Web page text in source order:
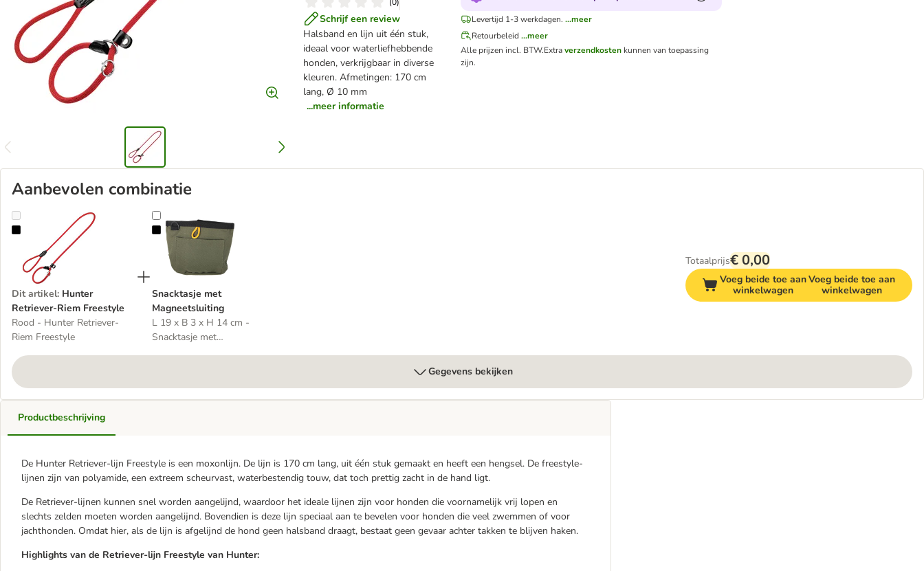
Schrijf een review
Halsband en lijn uit één stuk,
ideaal voor waterliefhebbende
honden, verkrijgbaar in diverse
kleuren. Afmetingen: 170 cm
lang, Ø 10 mm
...meer informatie
Levertijd 1-3 werkdagen. ...meer
Retourbeleid ...meer
Alle prijzen incl. BTW.Extraverzendkosten kunnen van toepassing
zijn.
Aanbevolen combinatie
Hunter Retriever-Riem Freestyle
Dit artikel: Hunter
Retriever-Riem Freestyle
Rood - Hunter Retriever-
Riem Freestyle
Snacktasje met Magneetsluiting
Snacktasje met
Magneetsluiting
L 19 x B 3 x H 14 cm -
Snacktasje met
Totaalprijs€ 0,00
Voeg beide toe aan
winkelwagen
Voeg beide toe aan
winkelwagen
Gegevens bekijken
Productbeschrijving
De Hunter Retriever-lijn Freestyle is een moxonlijn. De lijn is 170 cm lang, uit één stuk gemaakt en heeft een hengsel. De freestyle-
lijnen zijn van polyamide, een extreem scheurvast, waterbestendig touw, dat toch prettig zacht in de hand ligt.
De Retriever-lijnen kunnen snel worden aangelijnd, waardoor het ideale lijnen zijn voor honden die voornamelijk vrij lopen en
slechts zelden moeten worden aangelijnd. Bovendien is deze lijn speciaal aan te bevelen voor honden die veel zwemmen of voor
jachthonden. Omdat hier, als de lijn is afgelijnd de hond geen halsband draagt, bestaat geen gevaar achter takken te blijven haken.
Highlights van de Retriever-lijn Freestyle van Hunter: